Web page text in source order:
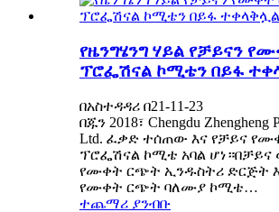
የዜንግሄንግ ሃይል የቻይናን
ፕሮፌሽናል ኮሚቴን በይፋ
በአስተዳዳሪ በ21-11-23
በጁን 2018፣ Chengdu Zhengheng
Ltd. ፈቃድ ተሰጠው እና የቻይና
ፕሮፌሽናል ኮሚቴ አባል
የሙቀት ርጭት ኢንዱስትሪ ድርጅት
የሙቀት ርጭት ባለሙያ ኮሚቴ…
ተጨማሪ ያንብቡ